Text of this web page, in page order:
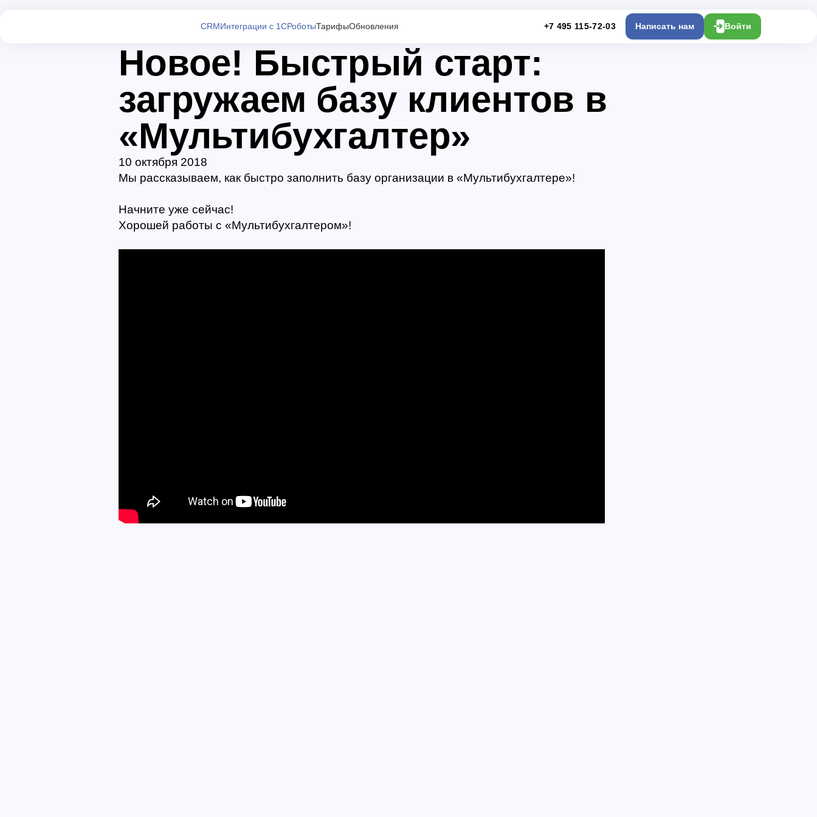
CRMИнтеграции с 1СРоботыТарифыОбновления +7 495 115-72-03 Написать нам Войти
Новое! Быстрый старт:
загружаем базу клиентов в
«Мультибухгалтер»
10 октября 2018
Мы рассказываем, как быстро заполнить базу организации в «Мультибухгалтере»!
Начните уже сейчас!
Хорошей работы с «Мультибухгалтером»!